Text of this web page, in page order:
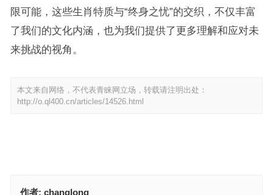
限可能，这些生肖特质与“终身之忧”的交织，不仅丰富
了我们的文化内涵，也为我们提供了更多理解和应对未
来挑战的视角。
本文来自网络，不代表青睐网立场，转载请注明出处：
http://o.ql400.cn/articles/14526.html
作者: changlong